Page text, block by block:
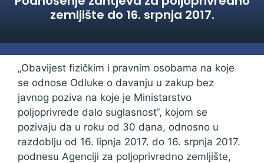
zemljište do 16. srpnja 2017.
„Obavijest fizičkim i pravnim osobama na koje
se odnose Odluke o davanju u zakup bez
javnog poziva na koje je Ministarstvo
poljoprivrede dalo suglasnost“, kojom se
pozivaju da u roku od 30 dana, odnosno u
razdoblju od 16. lipnja 2017. do 16. srpnja 2017.
podnesu Agenciji za poljoprivredno zemljište,